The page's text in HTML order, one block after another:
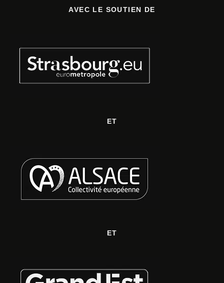
AVEC LE SOUTIEN DE
ET
ET